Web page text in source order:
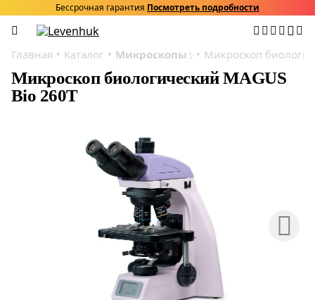
Бессрочная гарантия Посмотреть подробности
Главная Каталог Микроскопы Микроскоп
Микроскоп биологический MAGUS
Bio 260T